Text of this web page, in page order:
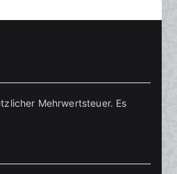
Mehrwertsteuer. Es